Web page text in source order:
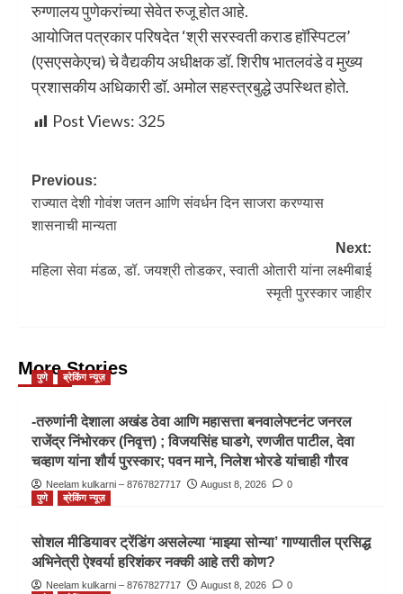
रुग्णालय पुणेकरांच्या सेवेत रुजू होत आहे.
आयोजित पत्रकार परिषदेत ‘श्री सरस्वती कराड हॉस्पिटल’
(एसएसकेएच) चे वैद्यकीय अधीक्षक डॉ. शिरीष भातलवंडे व मुख्य
प्रशासकीय अधिकारी डॉ. अमोल सहस्त्रबुद्धे उपस्थित होते.
Post Views: 325
Previous:
राज्यात देशी गोवंश जतन आणि संवर्धन दिन साजरा करण्यास
शासनाची मान्यता
Next:
महिला सेवा मंडळ, डॉ. जयश्री तोडकर, स्वाती ओतारी यांना लक्ष्मीबाई
स्मृती पुरस्कार जाहीर
More Stories
पुणे ब्रेकिंग न्यूज़
-तरुणांनी देशाला अखंड ठेवा आणि महासत्ता बनवालेफ्टनंट जनरल
राजेंद्र निंभोरकर (निवृत्त) ; विजयसिंह घाडगे, रणजीत पाटील, देवा
चव्हाण यांना शौर्य पुरस्कार; पवन माने, निलेश भोरडे यांचाही गौरव
Neelam kulkarni – 8767827717 August 8, 2026
0
पुणे
ब्रेकिंग न्यूज़
सोशल मीडियावर ट्रेंडिंग असलेल्या ‘माझ्या सोन्या’ गाण्यातील प्रसिद्ध
अभिनेत्री ऐश्वर्या हरिशंकर नक्की आहे तरी कोण?
Neelam kulkarni – 8767827717 August 8, 2026
0